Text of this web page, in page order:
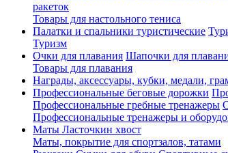
ракеток
Товары для настольного тениса
Палатки и спальники туристические
Туризм
Очки для плавания Шапочки для
Товары для плавания
Награды, аксессуары, кубки, медали,
Профессиональные беговые дорожки
Профессиональные гребные тренажеры
Профессиональные тренажеры и
Маты Ласточкин хвост
Маты, покрытие для спортзалов, татами